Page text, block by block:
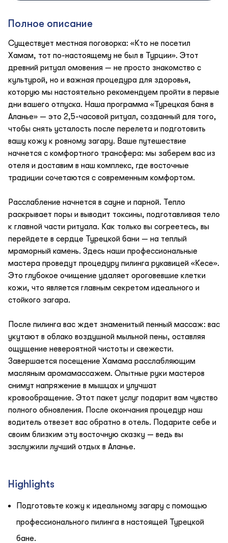
Полное описание
Существует местная поговорка: «Кто не посетил
Хамам, тот по-настоящему не был в Турции». Этот
древний ритуал омовения — не просто знакомство с
культурой, но и важная процедура для здоровья,
которую мы настоятельно рекомендуем пройти в первые
дни вашего отпуска. Наша программа «Турецкая баня в
Аланье» — это 2,5-часовой ритуал, созданный для того,
чтобы снять усталость после перелета и подготовить
вашу кожу к ровному загару. Ваше путешествие
начнется с комфортного трансфера: мы заберем вас из
отеля и доставим в наш комплекс, где восточные
традиции сочетаются с современным комфортом.
Расслабление начнется в сауне и парной. Тепло
раскрывает поры и выводит токсины, подготавливая тело
к главной части ритуала. Как только вы согреетесь, вы
перейдете в сердце Турецкой бани — на теплый
мраморный камень. Здесь наши профессиональные
мастера проведут процедуру пилинга рукавицей «Кесе».
Это глубокое очищение удаляет ороговевшие клетки
кожи, что является главным секретом идеального и
стойкого загара.
После пилинга вас ждет знаменитый пенный массаж: вас
укутают в облако воздушной мыльной пены, оставляя
ощущение невероятной чистоты и свежести.
Завершается посещение Хамама расслабляющим
масляным аромамассажем. Опытные руки мастеров
снимут напряжение в мышцах и улучшат
кровообращение. Этот пакет услуг подарит вам чувство
полного обновления. После окончания процедур наш
водитель отвезет вас обратно в отель. Подарите себе и
своим близким эту восточную сказку — ведь вы
заслужили лучший отдых в Аланье.
Highlights
Подготовьте кожу к идеальному загару с помощью
профессионального пилинга в настоящей Турецкой
бане.